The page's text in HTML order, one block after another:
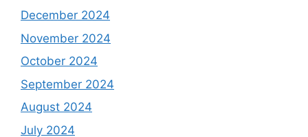
December 2024
November 2024
October 2024
September 2024
August 2024
July 2024